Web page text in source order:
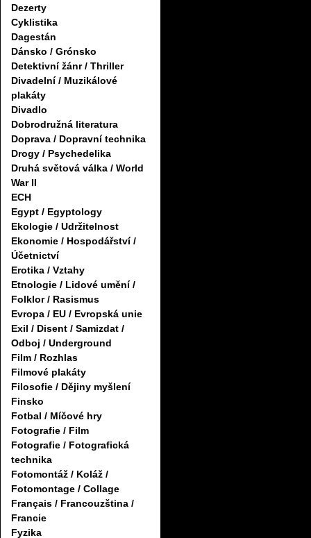
Dezerty
Cyklistika
Dagestán
Dánsko / Grónsko
Detektivní žánr / Thriller
Divadelní / Muzikálové
plakáty
Divadlo
Dobrodružná literatura
Doprava / Dopravní technika
Drogy / Psychedelika
Druhá světová válka / World
War II
ECH
Egypt / Egyptology
Ekologie / Udržitelnost
Ekonomie / Hospodářství /
Účetnictví
Erotika / Vztahy
Etnologie / Lidové umění /
Folklor / Rasismus
Evropa / EU / Evropská unie
Exil / Disent / Samizdat /
Odboj / Underground
Film / Rozhlas
Filmové plakáty
Filosofie / Dějiny myšlení
Finsko
Fotbal / Míčové hry
Fotografie / Film
Fotografie / Fotografická
technika
Fotomontáž / Koláž /
Fotomontage / Collage
Français / Francouzština /
Francie
Fyzika